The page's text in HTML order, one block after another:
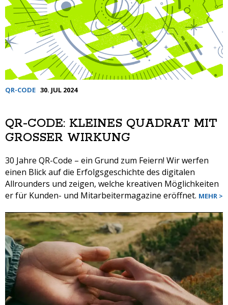
QR-CODE 30. JUL 2024
QR-CODE: KLEINES QUADRAT MIT
GROSSER WIRKUNG
30 Jahre QR-Code – ein Grund zum Feiern! Wir werfen
einen Blick auf die Erfolgsgeschichte des digitalen
Allrounders und zeigen, welche kreativen Möglichkeiten
er für Kunden- und Mitarbeitermagazine eröffnet. MEHR >